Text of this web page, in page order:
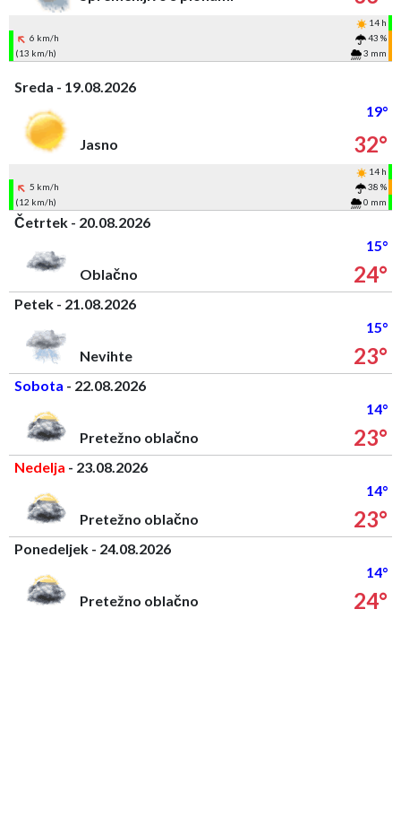
14 h
6 km/h
43 %
(13 km/h)
3 mm
Sreda - 19.08.2026
19°
Jasno
32°
14 h
5 km/h
38 %
(12 km/h)
0 mm
Četrtek - 20.08.2026
15°
Oblačno
24°
Petek - 21.08.2026
15°
Nevihte
23°
Sobota - 22.08.2026
14°
Pretežno oblačno
23°
Nedelja - 23.08.2026
14°
Pretežno oblačno
23°
Ponedeljek - 24.08.2026
14°
Pretežno oblačno
24°